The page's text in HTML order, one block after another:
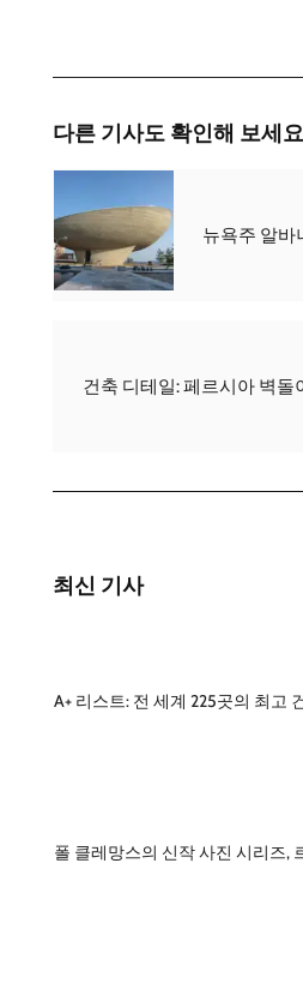
다른 기사도 확인해 보세요
뉴욕주 알바
건축 디테일: 페르시아 벽
최신 기사
A+ 리스트: 전 세계 225곳의 최고
폴 클레망스의 신작 사진 시리즈,